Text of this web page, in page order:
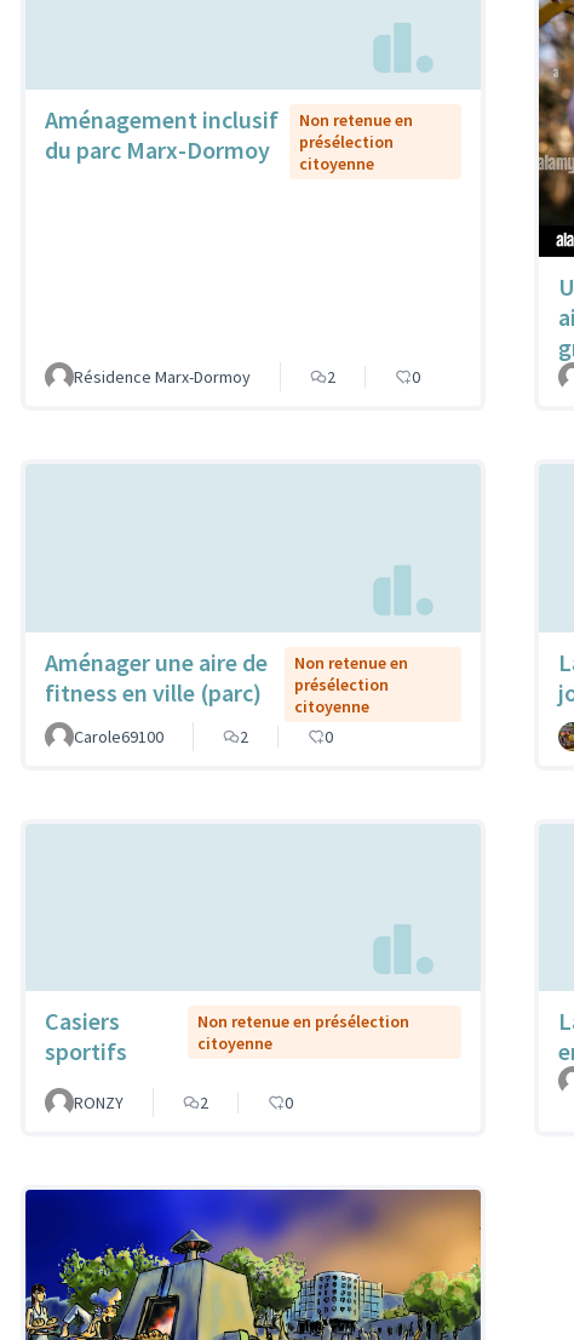
Aménagement inclusif
du parc Marx-Dormoy
Non retenue en
présélection
citoyenne
Résidence Marx-Dormoy 2 0
Aménager une aire de
fitness en ville (parc)
Non retenue en
présélection
citoyenne
Carole69100
2 0
Casiers
sportifs
Non retenue en présélection
citoyenne
RONZY 2 0